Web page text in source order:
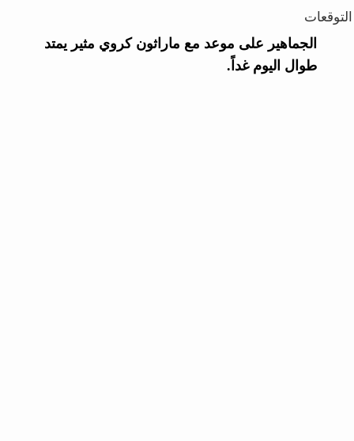
التوقعات
الجماهير على موعد مع ماراثون كروي مثير يمتد
طوال اليوم غداً.